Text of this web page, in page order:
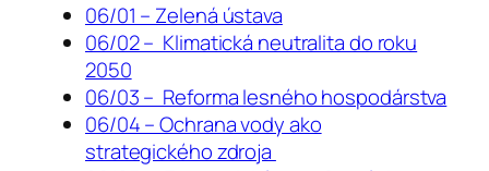
06/01 – Zelená ústava
06/02 – Klimatická neutralita do roku
2050
06/03 – Reforma lesného hospodárstva
06/04 – Ochrana vody ako
strategického zdroja